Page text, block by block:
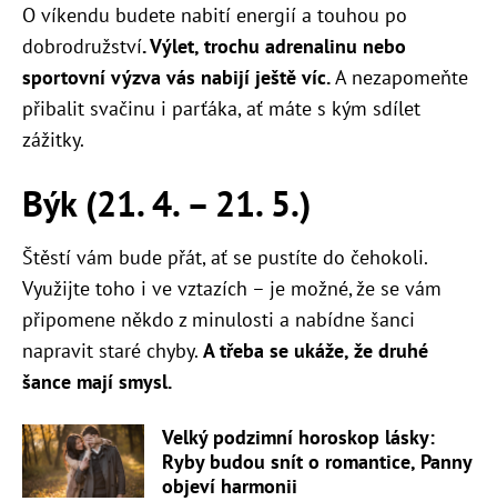
O víkendu budete nabití energií a touhou po
dobrodružství. Výlet, trochu adrenalinu nebo
sportovní výzva vás nabijí ještě víc.A nezapomeňte
přibalit svačinu i parťáka, ať máte s kým sdílet
zážitky.
Býk (21. 4. – 21. 5.)
Štěstí vám bude přát, ať se pustíte do čehokoli.
Využijte toho i ve vztazích – je možné, že se vám
připomene někdo z minulosti a nabídne šanci
napravit staré chyby. A třeba se ukáže, že druhé
šance mají smysl.
Velký podzimní horoskop lásky:
Ryby budou snít o romantice, Panny
objeví harmonii